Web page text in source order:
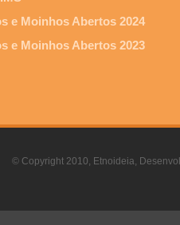
e Moinhos Abertos 2024
e Moinhos Abertos 2023
© Copyright 2010, Etnoideia,